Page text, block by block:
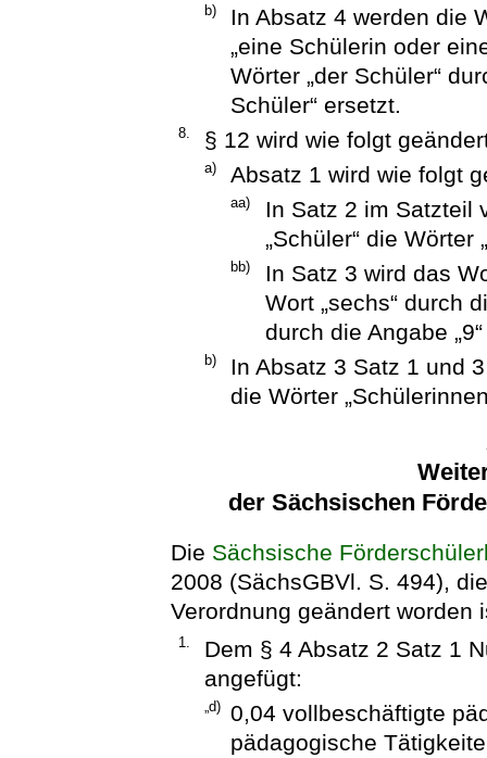
b)
In Absatz 4 werden die
„eine Schülerin oder
Wörter „der Schüler“
Schüler“ ersetzt.
8. § 12 wird wie folgt
a) Absatz 1 wird wie folgt
aa)
In Satz 2 im Satzteil
„Schüler“ die Wörter
bb)
In Satz 3 wird das
Wort „sechs“ durch
durch die Angabe
b)
In Absatz 3 Satz 1 und
die Wörter
der Sächsischen
Die Sächsische
2008 (SächsGBVl. S. 494),
Verordnung geändert worden
1.
Dem § 4 Absatz 2 Satz 1
angefügt:
„d)
0,04 vollbeschäftigte
pädagogische